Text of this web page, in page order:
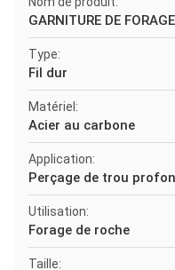
GARNITURE DE FORAGE
Type:
Fil dur
Matériel:
Acier au carbone
Application:
Perçage de trou
Utilisation:
Forage de roche
Taille: